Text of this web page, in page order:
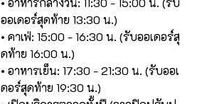
ออเดอร์สุดท้าย 13:30 น.)
• คาเฟ่: 15:00 - 16:30 น. (รับออเดอร์สุ
ดท้าย 16:00 น.)
• อาหารเย็น: 17:30 - 21:30 น. (รับออเ
ดอร์สุดท้าย 19:30 น.)